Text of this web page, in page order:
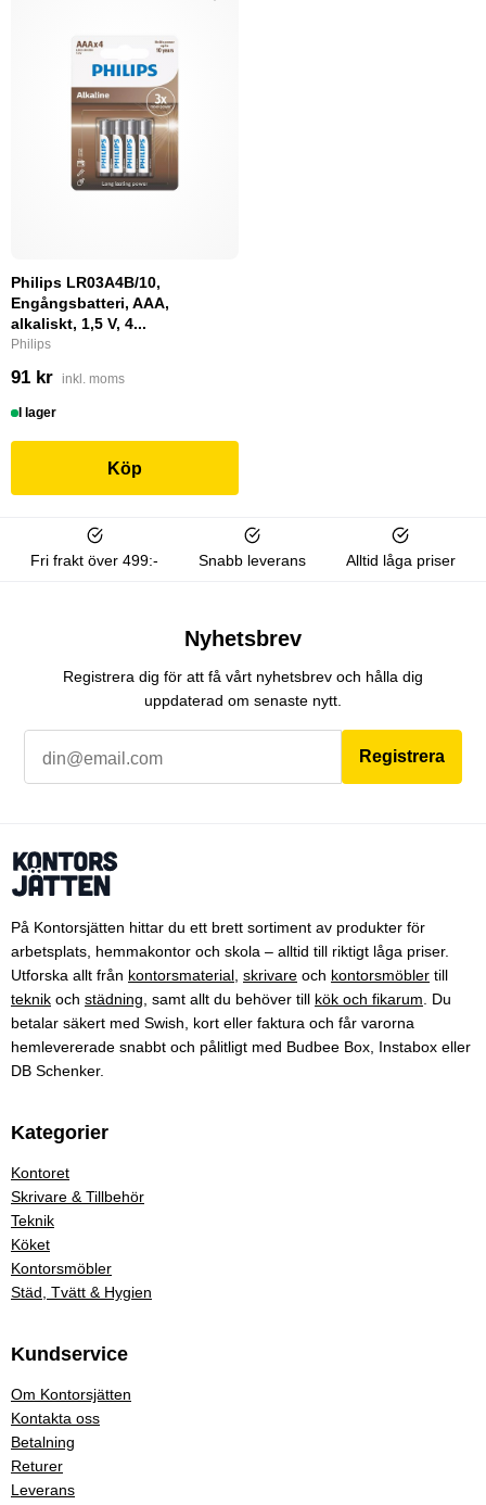
Philips LR03A4B/10,
Engångsbatteri, AAA,
alkaliskt, 1,5 V, 4...
Philips
91 kr inkl. moms
I lager
Köp
Fri frakt över 499:- Snabb leverans Alltid låga priser
Nyhetsbrev
Registrera dig för att få vårt nyhetsbrev och hålla dig
uppdaterad om senaste nytt.
Registrera
På Kontorsjätten hittar du ett brett sortiment av produkter för
arbetsplats, hemmakontor och skola – alltid till riktigt låga priser.
Utforska allt från kontorsmaterial skrivare och kontorsmöbler till
teknik och städning , samt allt du behöver till kök och fikarum . Du
betalar säkert med Swish, kort eller faktura och får varorna
hemlevererade snabbt och pålitligt med Budbee Box, Instabox eller
DB Schenker.
Kategorier
Kontoret
Skrivare & Tillbehör
Teknik
Köket
Kontorsmöbler
Städ, Tvätt & Hygien
Kundservice
Om Kontorsjätten
Kontakta oss
Betalning
Returer
Leverans